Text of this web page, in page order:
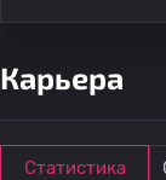
Карьера
Статистика